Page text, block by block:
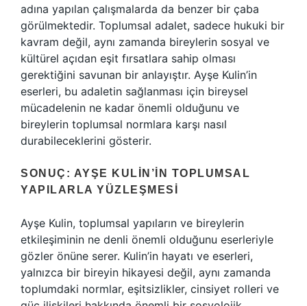
adına yapılan çalışmalarda da benzer bir çaba
görülmektedir. Toplumsal adalet, sadece hukuki bir
kavram değil, aynı zamanda bireylerin sosyal ve
kültürel açıdan eşit fırsatlara sahip olması
gerektiğini savunan bir anlayıştır. Ayşe Kulin’in
eserleri, bu adaletin sağlanması için bireysel
mücadelenin ne kadar önemli olduğunu ve
bireylerin toplumsal normlara karşı nasıl
durabileceklerini gösterir.
SONUÇ: AYŞE KULIN’IN TOPLUMSAL
YAPILARLA YÜZLEŞMESI
Ayşe Kulin, toplumsal yapıların ve bireylerin
etkileşiminin ne denli önemli olduğunu eserleriyle
gözler önüne serer. Kulin’in hayatı ve eserleri,
yalnızca bir bireyin hikayesi değil, aynı zamanda
toplumdaki normlar, eşitsizlikler, cinsiyet rolleri ve